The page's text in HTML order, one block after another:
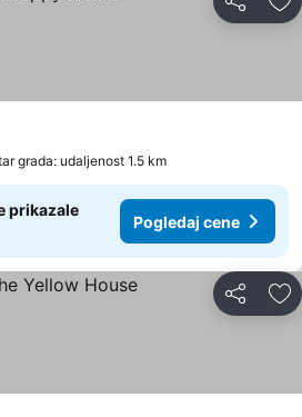
Deli
grada: udaljenost 1.5 km
prikazale
Pogledaj cene
Deli